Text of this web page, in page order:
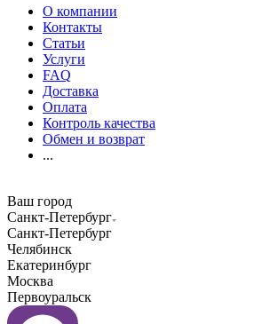
О компании
Контакты
Статьи
Услуги
FAQ
Доставка
Оплата
Контроль качества
Обмен и возврат
...
Ваш город
Санкт-Петербург
Санкт-Петербург
Челябинск
Екатеринбург
Москва
Первоуральск